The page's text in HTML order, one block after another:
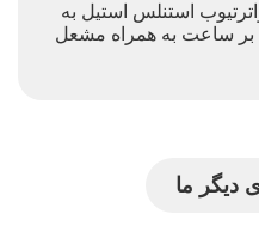
استنلس استیل به
کیلوکالری بر ساعت به همراه مشعل
دیگر ما